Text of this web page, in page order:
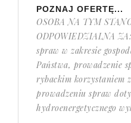
POZNAJ OFERTĘ...
OSOBA NA TYM
ODPOWIEDZIALNA
spraw w zakresie
Państwa, prowadzenie
rybackim korzystaniem
prowadzeniu spraw
hydroenergetycznego